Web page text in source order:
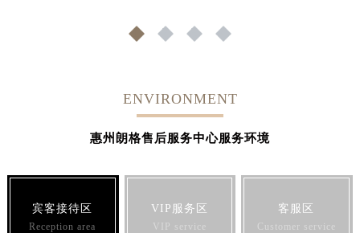
1 2 3 4
ENVIRONMENT
惠州朗格售后服务中心服务环境
宾客接待区
Reception area
VIP服务区
VIP service
客服区
Customer service